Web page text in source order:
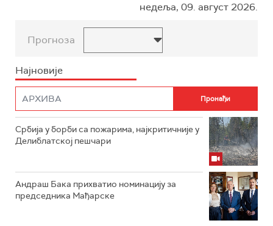
недеља, 09. август 2026.
Прогноза
Најновије
Србија у борби са пожарима, најкритичније у
Делиблатској пешчари
Андраш Бака прихватио номинацију за
председника Мађарске